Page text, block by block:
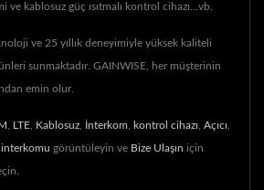
ve kablosuz güç ısıtmalı kontrol cihazı...vb.
ve 25 yıllık deneyimiyle yüksek kaliteli
sunmaktadır. GAINWISE, her müşterinin
emin olur.
LTE Kablosuz İnterkom kontrol cihazı Açıcı
interkomu görüntüleyin ve Bize Ulaşın için